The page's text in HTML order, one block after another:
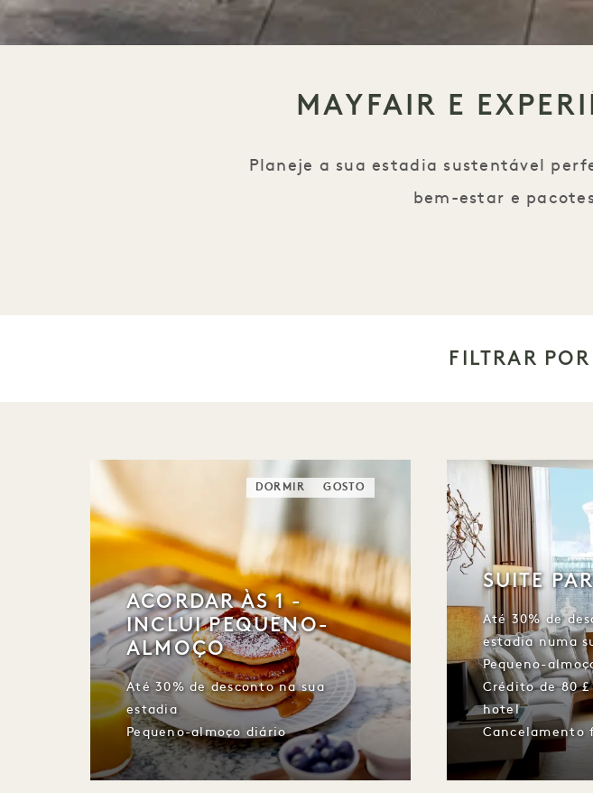
MAYFAIR E
Planeje a sua estadia sustentável
bem-estar e
FILTRAR POR
DORMIR GOSTO
ACORDAR ÀS 1 -
INCLUI PEQUENO-
ALMOÇO
Até 30% de desconto na sua
estadia
Pequeno-almoço diário
SUITE
Até 30% de
estadia numa
Pequeno-
Crédito de 80
hotel
Cancelamento